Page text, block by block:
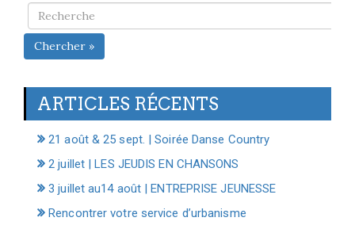
Chercher »
ARTICLES RÉCENTS
21 août & 25 sept. | Soirée Danse Country
2 juillet | LES JEUDIS EN CHANSONS
3 juillet au14 août | ENTREPRISE JEUNESSE
Rencontrer votre service d’urbanisme